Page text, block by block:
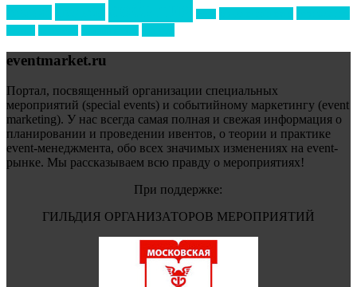
eventmarket.ru
Портал, посвященный организации специальных
мероприятий (special events) и событийному маркетингу (event
marketing). У нас всегда самая полная и свежая информация о
планировании и проведении ивентов, о теории и практике
event-менеджмента, обо всех значимых изменениях на event-
рынке. Мы рассказываем всю правду о мероприятиях!
При поддержке:
ГИЛЬДИЯ ОРГАНИЗАТОРОВ МЕРОПРИЯТИЙ